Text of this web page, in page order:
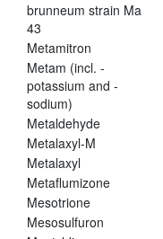
brunneum strain Ma
43
Metamitron
Metam (incl. -
potassium and -
sodium)
Metaldehyde
Metalaxyl-M
Metalaxyl
Metaflumizone
Mesotrione
Mesosulfuron